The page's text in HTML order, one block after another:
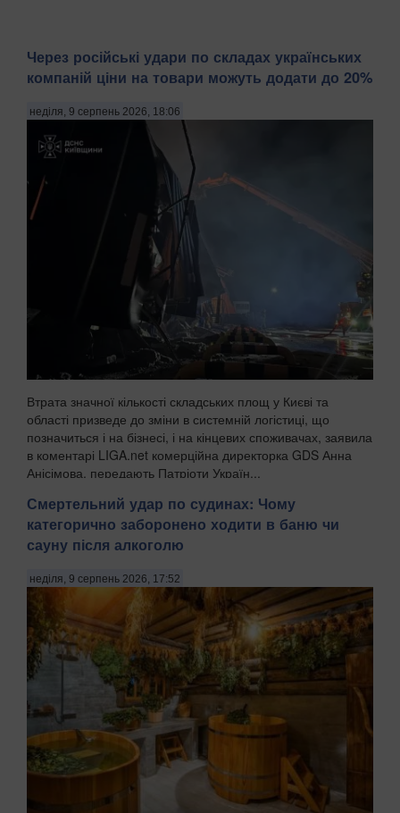
Через російські удари по складах українських
компаній ціни на товари можуть додати до 20%
неділя, 9 серпень 2026, 18:06
Втрата значної кількості складських площ у Києві та
області призведе до зміни в системній логістиці, що
позначиться і на бізнесі, і на кінцевих споживачах, заявила
в коментарі LIGA.net комерційна директорка GDS Анна
Анісімова, передають Патріоти Україн...
Смертельний удар по судинах: Чому
категорично заборонено ходити в баню чи
сауну після алкоголю
неділя, 9 серпень 2026, 17:52